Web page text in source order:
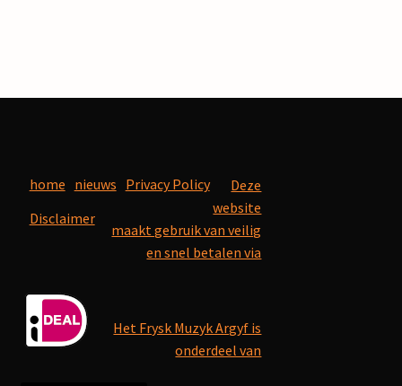
home nieuws Privacy Policy
Disclaimer
Deze
website
maakt gebruik van veilig
en snel betalen via
Het Frysk Muzyk Argyf is
onderdeel van